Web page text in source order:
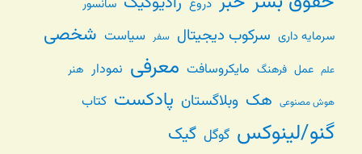
دروغ
سانسور
سرمایه داری سرکوب دیجیتال سفر سیاست شخصی
علم عمل فرهنگ مایکروسافت معرفی نمودار هنر
هوش مصنوعی هک وبلاگستان پادکست کتاب
گنو/لینوکس گوگل گیک